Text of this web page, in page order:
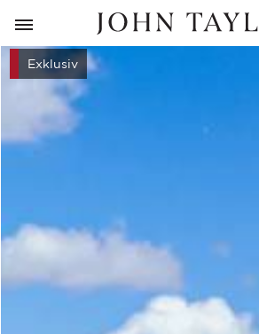
ZURÜCK
Exklusiv